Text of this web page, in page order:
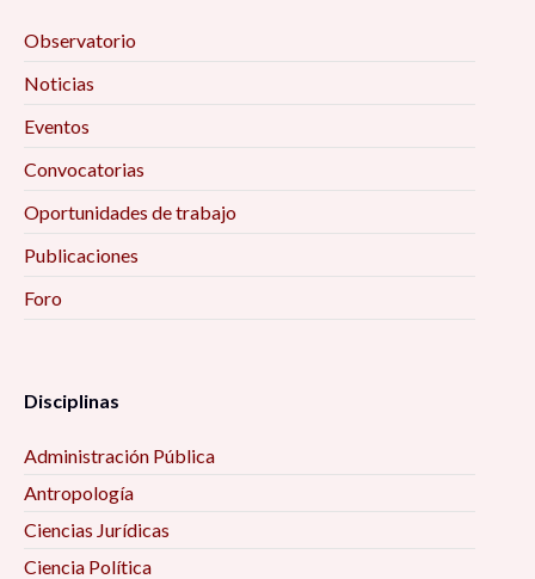
Observatorio
Noticias
Eventos
Convocatorias
Oportunidades de trabajo
Publicaciones
Foro
Disciplinas
Administración Pública
Antropología
Ciencias Jurídicas
Ciencia Política